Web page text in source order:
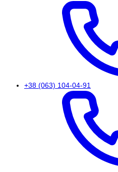
+38 (063) 104-04-91